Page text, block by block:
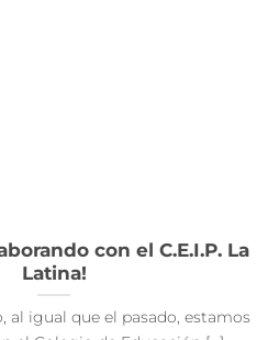
con el C.E.I.P. La
Latina!
al igual que el pasado, estamos